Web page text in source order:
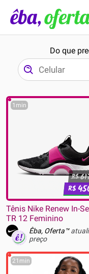
Do que
1min
R$
R$
Tênis Nike Renew In-
TR 12 Feminino
Êba, Oferta™
preço
21min